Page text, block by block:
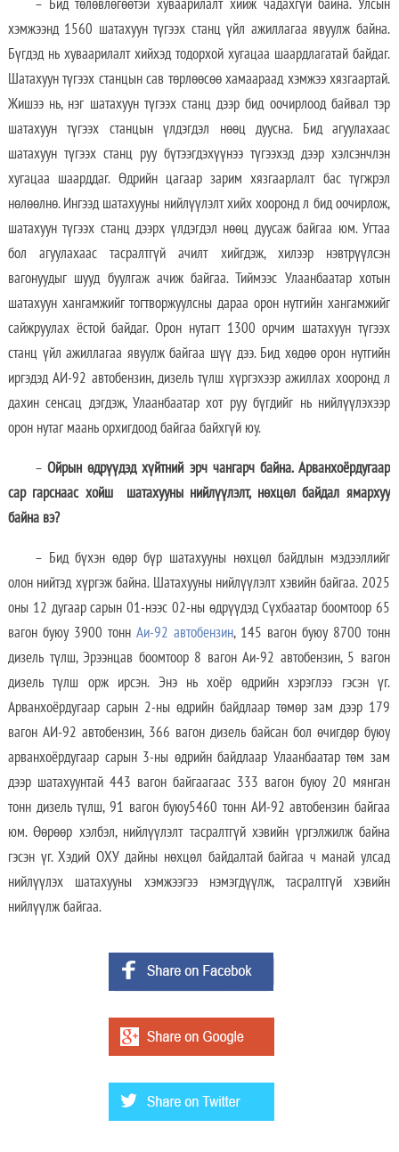
хэмжээнд 1560 шатахуун түгээх станц үйл ажиллагаа явуулж байна.
Бүгдэд нь хуваарилалт хийхэд тодорхой хугацаа шаардлагатай байдаг.
Шатахуун түгээх станцын сав төрлөөсөө хамаараад хэмжээ хязгаартай.
Жишээ нь, нэг шатахуун түгээх станц дээр бид оочирлоод байвал тэр
шатахуун түгээх станцын үлдэгдэл нөөц дуусна. Бид агуулахаас
шатахуун түгээх станц руу бүтээгдэхүүнээ түгээхэд дээр хэлсэнчлэн
хугацаа шаарддаг. Өдрийн цагаар зарим хязгаарлалт бас түгжрэл
нөлөөлнө. Ингээд шатахууны нийлүүлэлт хийх хооронд л бид оочирлож,
шатахуун түгээх станц дээрх үлдэгдэл нөөц дуусаж байгаа юм. Угтаа
бол агуулахаас тасралтгүй ачилт хийгдэж, хилээр нэвтрүүлсэн
вагонуудыг шууд буулгаж ачиж байгаа. Тиймээс Улаанбаатар хотын
шатахуун хангамжийг тогтворжуулсны дараа орон нутгийн хангамжийг
сайжруулах ёстой байдаг. Орон нутагт 1300 орчим шатахуун түгээх
станц үйл ажиллагаа явуулж байгаа шүү дээ. Бид хөдөө орон нутгийн
иргэдэд АИ-92 автобензин, дизель түлш хүргэхээр ажиллах хооронд л
дахин сенсац дэгдэж, Улаанбаатар хот руу бүгдийг нь нийлүүлэхээр
орон нутаг маань орхигдоод байгаа байхгүй юу.
–Ойрын өдрүүдэд хүйтний эрч чангарч байна. Арванхоёрдугаар
сар гарснаас хойш шатахууны нийлүүлэлт, нөхцөл байдал ямархуу
байна вэ?
– Бид бүхэн өдөр бүр шатахууны нөхцөл байдлын мэдээллийг
олон нийтэд хүргэж байна. Шатахууны нийлүүлэлт хэвийн байгаа. 2025
оны 12 дугаар сарын 01-нээс 02-ны өдрүүдэд Сүхбаатар боомтоор 65
вагон буюу 3900 тонн Аи-92 автобензин, 145 вагон буюу 8700 тонн
дизель түлш, Эрээнцав боомтоор 8 вагон Аи-92 автобензин, 5 вагон
дизель түлш орж ирсэн. Энэ нь хоёр өдрийн хэрэглээ гэсэн үг.
Арванхоёрдугаар сарын 2-ны өдрийн байдлаар төмөр зам дээр 179
вагон АИ-92 автобензин, 366 вагон дизель байсан бол өчигдөр буюу
арванхоёрдугаар сарын 3-ны өдрийн байдлаар Улаанбаатар төм зам
дээр шатахуунтай 443 вагон байгаагаас 333 вагон буюу 20 мянган
тонн дизель түлш, 91 вагон буюу5460 тонн АИ-92 автобензин байгаа
юм. Өөрөөр хэлбэл, нийлүүлэлт тасралтгүй хэвийн үргэлжилж байна
гэсэн үг. Хэдий ОХУ дайны нөхцөл байдалтай байгаа ч манай улсад
нийлүүлэх шатахууны хэмжээгээ нэмэгдүүлж, тасралтгүй хэвийн
нийлүүлж байгаа.